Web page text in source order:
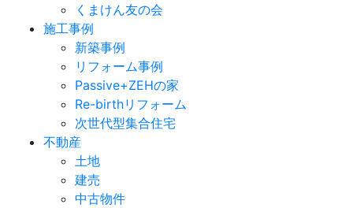
くまけん友の会
施工事例
新築事例
リフォーム事例
Passive+ZEHの家
Re-birthリフォーム
次世代型集合住宅
不動産
土地
建売
中古物件